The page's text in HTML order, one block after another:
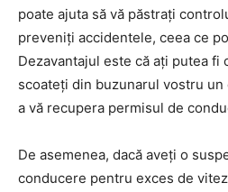
poate ajuta să vă păstrați
preveniți accidentele, ceea ce
Dezavantajul este că ați putea fi
scoateți din buzunarul vostru
a vă recupera permisul de
De asemenea, dacă aveți o
conducere pentru exces de